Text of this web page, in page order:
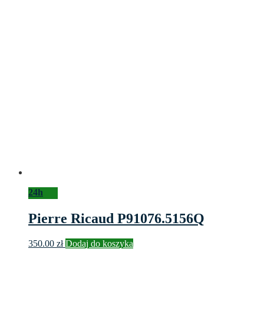
24h
Pierre Ricaud P91076.5156Q
350.00 zł Dodaj do koszyka